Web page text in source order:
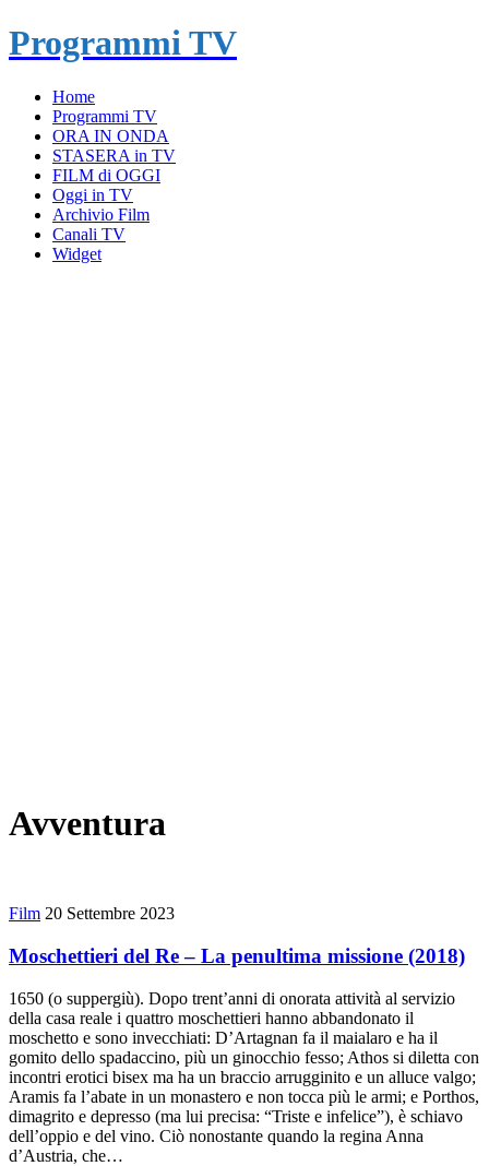
Programmi TV
Home
Programmi TV
ORA IN ONDA
STASERA in TV
FILM di OGGI
Oggi in TV
Archivio Film
Canali TV
Widget
Avventura
Film 20 Settembre 2023
Moschettieri del Re – La penultima missione (2018)
1650 (o suppergiù). Dopo trent’anni di onorata attività al servizio
della casa reale i quattro moschettieri hanno abbandonato il
moschetto e sono invecchiati: D’Artagnan fa il maialaro e ha il
gomito dello spadaccino, più un ginocchio fesso; Athos si diletta con
incontri erotici bisex ma ha un braccio arrugginito e un alluce valgo;
Aramis fa l’abate in un monastero e non tocca più le armi; e Porthos,
dimagrito e depresso (ma lui precisa: “Triste e infelice”), è schiavo
dell’oppio e del vino. Ciò nonostante quando la regina Anna
d’Austria, che…